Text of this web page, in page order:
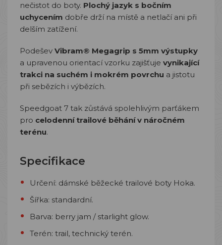
nečistot do boty. Plochý jazyk s bočním
uchycením dobře drží na místě a netlačí ani při
delším zatížení.
Podešev Vibram® Megagrip s 5mm výstupky
a upravenou orientací vzorku zajišťuje vynikající
trakci na suchém i mokrém povrchu a jistotu
při sebězích i výbězích.
Speedgoat 7 tak zůstává spolehlivým parťákem
pro celodenní trailové běhání v náročném
terénu.
Specifikace
Určení: dámské běžecké trailové boty Hoka.
Šířka: standardní.
Barva: berry jam / starlight glow.
Terén: trail, technický terén.